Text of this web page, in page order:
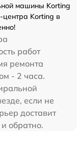
машины Korting
Korting в
работ
ремонта
- 2 часа.
если не
доставит
обратно.